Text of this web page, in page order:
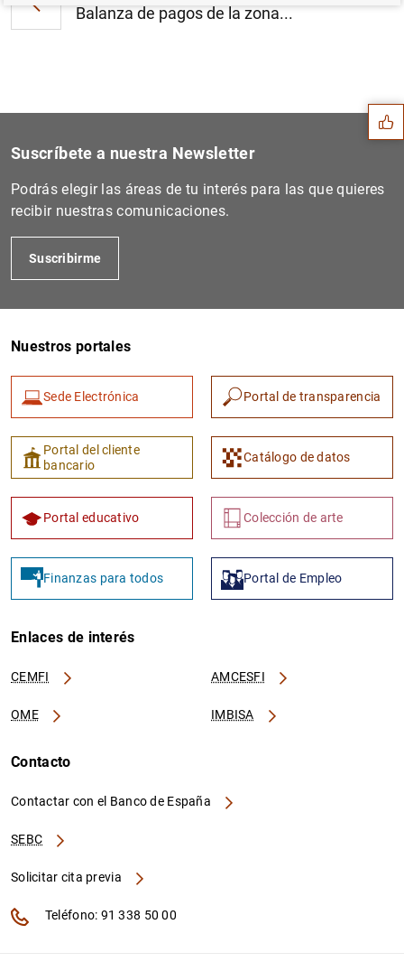
Balanza de pagos de la zona...
Sugerencias
1 2
Suscríbete a nuestra Newsletter
Podrás elegir las áreas de tu interés para las que quieres
recibir nuestras comunicaciones.
Suscribirme
Nuestros portales
Sede Electrónica Portal de transparencia
Portal del cliente
bancario
Catálogo de datos
Portal educativo Colección de arte
Finanzas para todos Portal de Empleo
Enlaces de interés
CEMFI AMCESFI
OME IMBISA
Contacto
Contactar con el Banco de España
SEBC
Solicitar cita previa
Teléfono: 91 338 50 00